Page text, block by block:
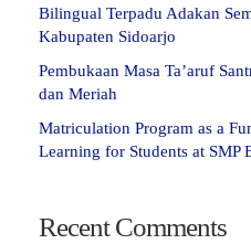
Bilingual Terpadu Adakan
Kabupaten Sidoarjo
Pembukaan Masa Ta’aruf
dan Meriah
Matriculation Program as a
Learning for Students at SMP
Recent Comments